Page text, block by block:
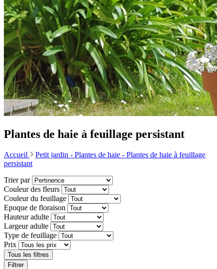
Plantes de haie à feuillage persistant
Accueil Petit jardin - Plantes de haie - Plantes de haie à feuillage
persistant
Trier par
Couleur des fleurs
Couleur du feuillage
Epoque de floraison
Hauteur adulte
Largeur adulte
Type de feuillage
Prix
Tous les filtres
Filtrer